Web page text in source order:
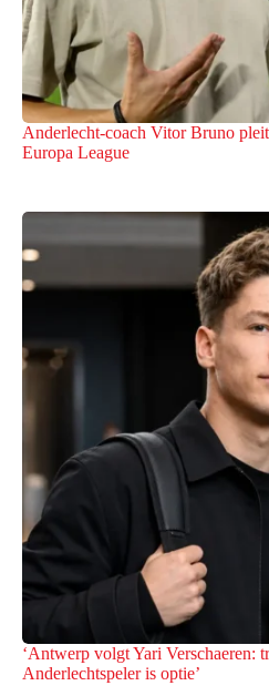
Anderlecht-coach Vitor Bruno
Europa League
‘Antwerp volgt Yari Verschaeren:
Anderlechtspeler is optie’